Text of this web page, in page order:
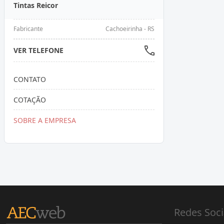
Tintas Reicor
Fabricante Cachoeirinha - RS
VER TELEFONE
CONTATO
COTAÇÃO
SOBRE A EMPRESA
Redes